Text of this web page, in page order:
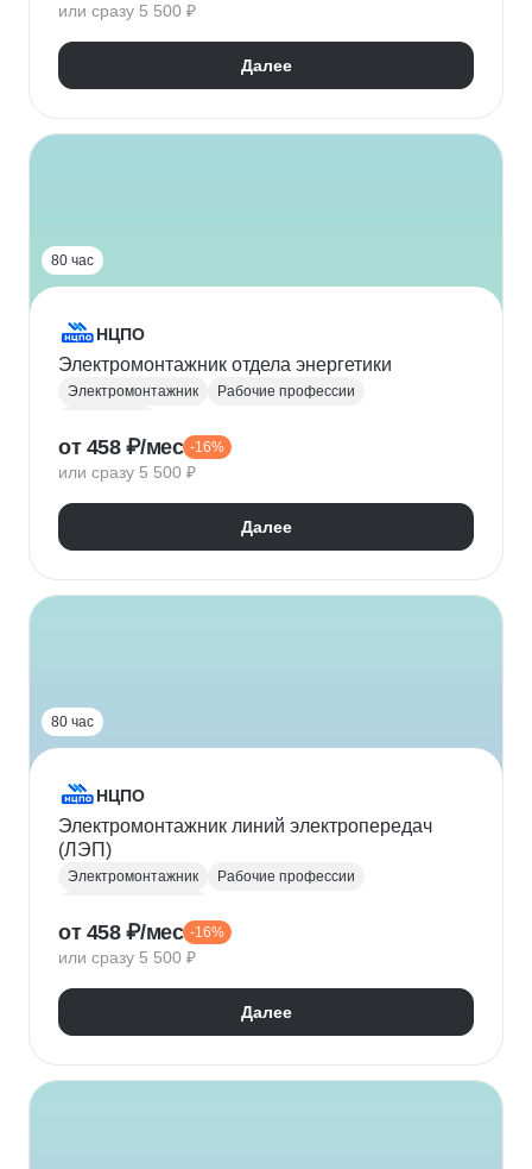
или сразу 5 500 ₽
Далее
80 час
НЦПО
Электромонтажник отдела энергетики
Электромонтажник
Рабочие профессии
от 458 ₽/мес -16%
или сразу 5 500 ₽
Далее
80 час
НЦПО
Электромонтажник линий электропередач
(ЛЭП)
Электромонтажник
Рабочие профессии
от 458 ₽/мес -16%
или сразу 5 500 ₽
Далее